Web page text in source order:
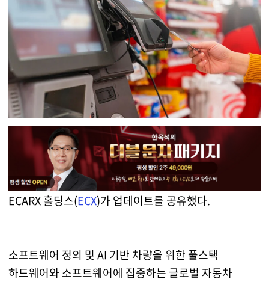
ECARX 홀딩스(ECX)가 업데이트를 공유했다.
소프트웨어 정의 및 AI 기반 차량을 위한 풀스택
하드웨어와 소프트웨어에 집중하는 글로벌 자동차